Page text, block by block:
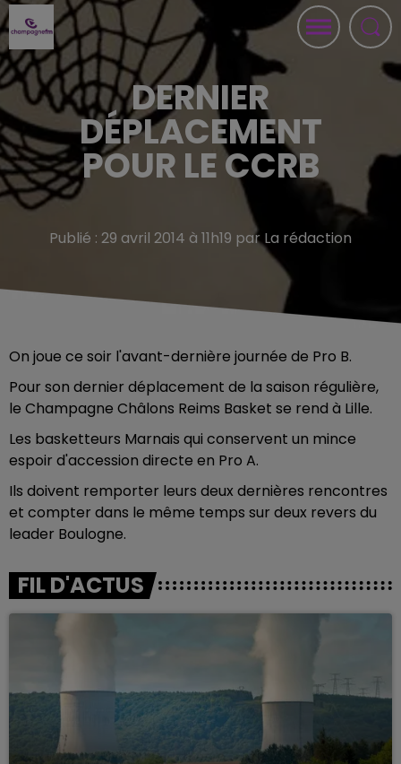
DERNIER
DÉPLACEMENT
POUR LE CCRB
Publié : 29 avril 2014 à 11h19 par La rédaction
On joue ce soir l'avant-dernière journée de Pro B.
Pour son dernier déplacement de la saison régulière,
le Champagne Châlons Reims Basket se rend à Lille.
Les basketteurs Marnais qui conservent un mince
espoir d'accession directe en Pro A.
Ils doivent remporter leurs deux dernières rencontres
et compter dans le même temps sur deux revers du
leader Boulogne.
FIL D'ACTUS